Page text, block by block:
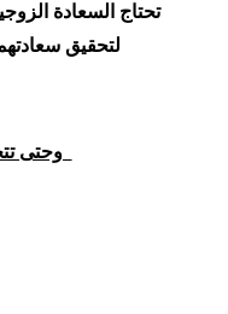
تحتاج السعادة
لتحقيق
وحتى